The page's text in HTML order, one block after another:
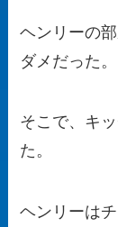
ヘンリーの
ダメだった。
そこで、キ
た。
ヘンリーは